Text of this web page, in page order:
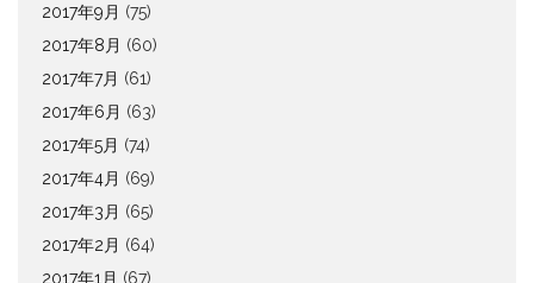
2017年9月 (75)
2017年8月 (60)
2017年7月 (61)
2017年6月 (63)
2017年5月 (74)
2017年4月 (69)
2017年3月 (65)
2017年2月 (64)
2017年1月 (67)